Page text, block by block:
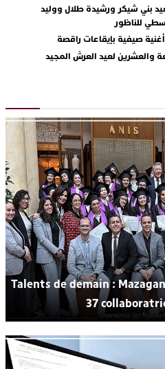
بني شيكر ورشيدة طلال ووليد
للناظور
صيفية بإيقاعات راقصة
والعشرين لعيد العرش المجيد
وتؤكد مكانتها بأداء مميز في
كواليس مثيرة لعملية تحرير
قاطرة التكوين بالجديدة ويستضيف
استثنائية
Talents de demain :
37